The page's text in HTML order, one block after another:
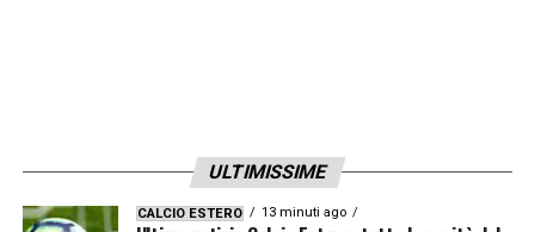
ULTIMISSIME
CALCIO ESTERO 13 minuti ago